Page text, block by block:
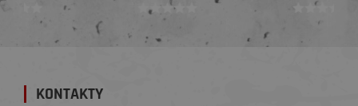
KONTAKTY